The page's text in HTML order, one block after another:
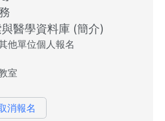
醫學資料庫 (簡介)
他單位個人報名
室
消報名